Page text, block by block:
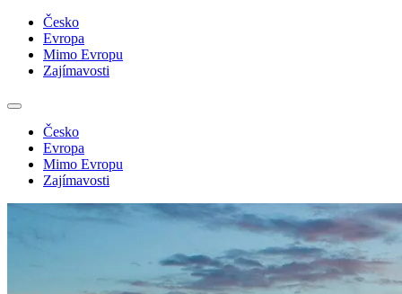
Česko
Evropa
Mimo Evropu
Zajímavosti
Česko
Evropa
Mimo Evropu
Zajímavosti